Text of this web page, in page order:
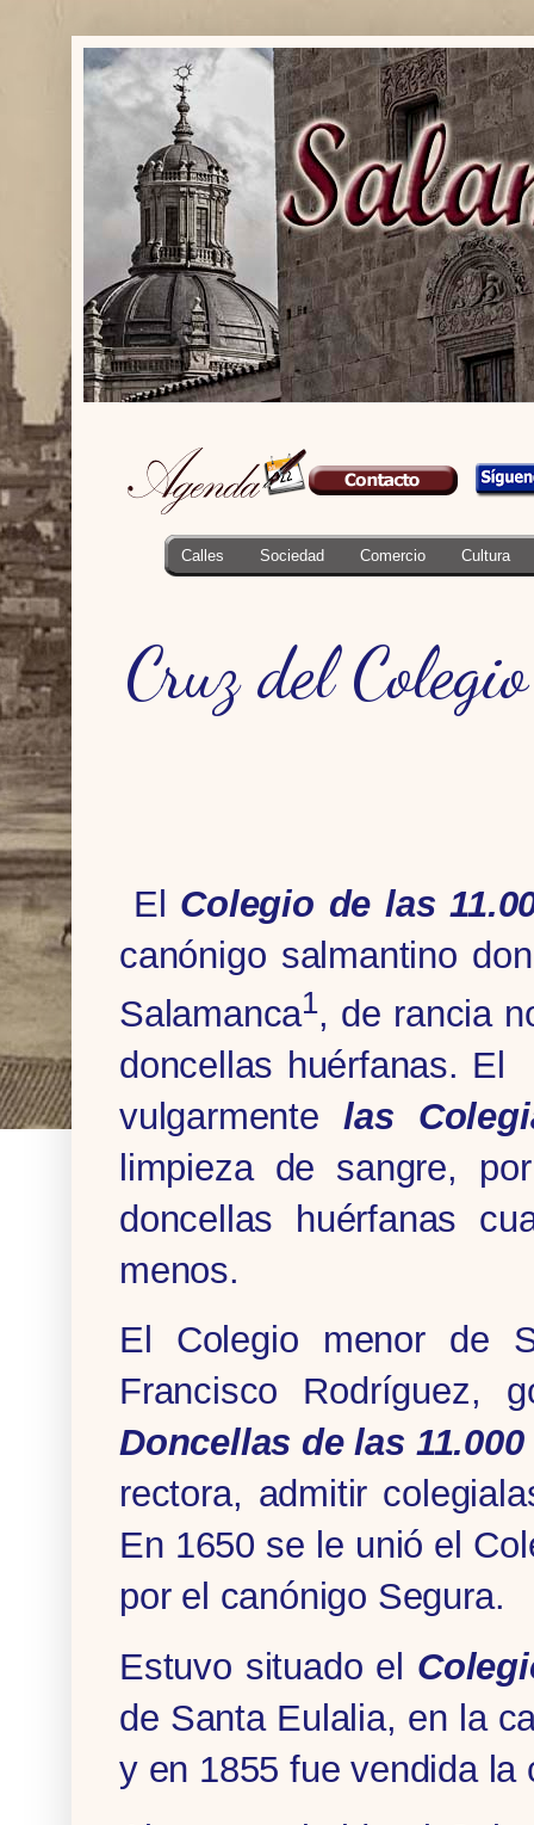
Calles Sociedad Comercio Cultura
Cruz del
El Colegio de las
canónigo salmantino
Salamanca1, de rancia
doncellas huérfanas. El
vulgarmentelas
limpieza de sangre,
doncellas huérfanas
menos.
El Colegio menor de
Francisco Rodríguez,
Donce­llas de las
recto­ra, admitir
En 1650 se le unió el
por el canónigo Segura.
Estuvo situado el
de Santa Eulalia, en la
y en 1855 fue vendida la